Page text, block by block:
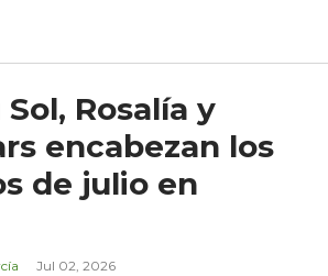
Rosalía y
encabezan los
de julio en
Jul 02, 2026